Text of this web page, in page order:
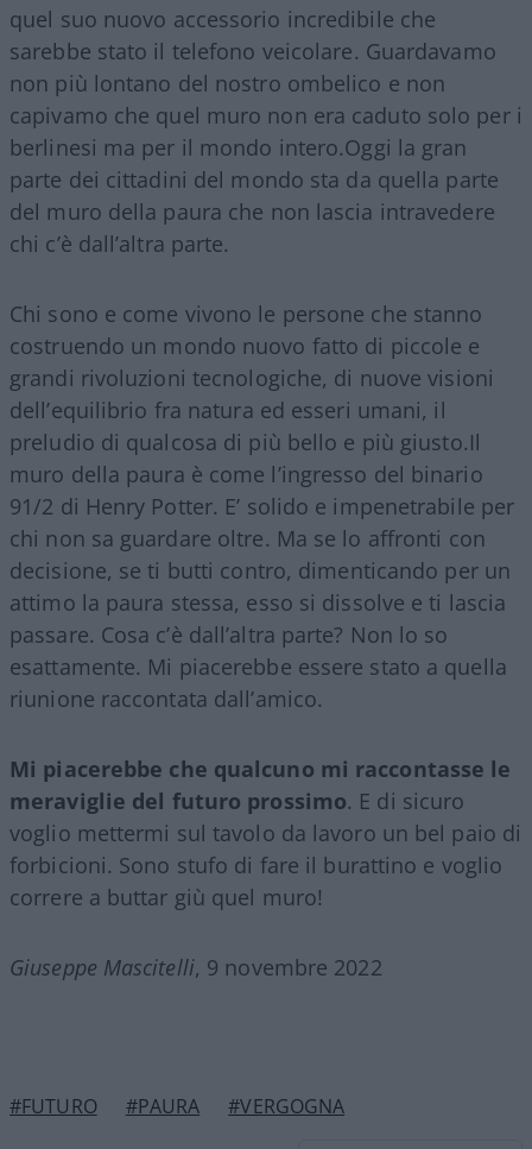
quel suo nuovo accessorio incredibile che
sarebbe stato il telefono veicolare. Guardavamo
non più lontano del nostro ombelico e non
capivamo che quel muro non era caduto solo per i
berlinesi ma per il mondo intero.Oggi la gran
parte dei cittadini del mondo sta da quella parte
del muro della paura che non lascia intravedere
chi c’è dall’altra parte.
Chi sono e come vivono le persone che stanno
costruendo un mondo nuovo fatto di piccole e
grandi rivoluzioni tecnologiche, di nuove visioni
dell’equilibrio fra natura ed esseri umani, il
preludio di qualcosa di più bello e più giusto.Il
muro della paura è come l’ingresso del binario
91/2 di Henry Potter. E’ solido e impenetrabile per
chi non sa guardare oltre. Ma se lo affronti con
decisione, se ti butti contro, dimenticando per un
attimo la paura stessa, esso si dissolve e ti lascia
passare. Cosa c’è dall’altra parte? Non lo so
esattamente. Mi piacerebbe essere stato a quella
riunione raccontata dall’amico.
Mi piacerebbe che qualcuno mi raccontasse le
meraviglie del futuro prossimo. E di sicuro
voglio mettermi sul tavolo da lavoro un bel paio di
forbicioni. Sono stufo di fare il burattino e voglio
correre a buttar giù quel muro!
Giuseppe Mascitelli, 9 novembre 2022
#FUTURO #PAURA #VERGOGNA